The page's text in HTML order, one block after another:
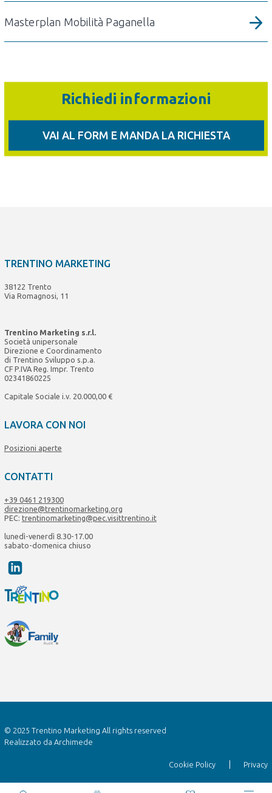
Masterplan Mobilità Paganella
Richiedi informazioni
VAI AL FORM E MANDA LA RICHIESTA
TRENTINO MARKETING
38122 Trento
Via Romagnosi, 11
Trentino Marketing s.r.l.
Società unipersonale
Direzione e Coordinamento
di Trentino Sviluppo s.p.a.
CF P.IVA Reg. Impr. Trento
02341860225
Capitale Sociale i.v. 20.000,00 €
LAVORA CON NOI
Posizioni aperte
CONTATTI
+39 0461 219300
direzione@trentinomarketing.org
PEC: trentinomarketing@pec.visittrentino.it
lunedì-venerdì 8.30-17.00
sabato-domenica chiuso
© 2025 Trentino Marketing All rights reserved
Realizzato da Archimede
Cookie Policy Privacy